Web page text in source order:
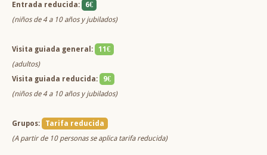
Entrada reducida:
6€
(niños de 4 a 10 años y jubilados)
Visita guiada general:
11€
(adultos)
Visita guiada reducida:
9€
(niños de 4 a 10 años y jubilados)
Grupos:
Tarifa reducida
(A partir de 10 personas se aplica tarifa reducida)